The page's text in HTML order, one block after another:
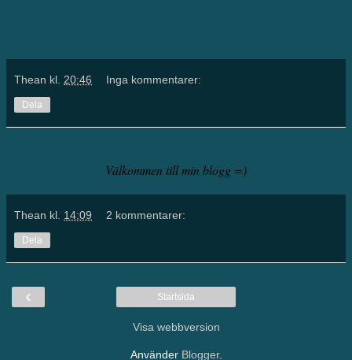
Thean kl. 20:46 Inga kommentarer:
Dela
Välkommen till min blogg =)
Thean kl. 14:09 2 kommentarer:
Dela
‹ Startsida
Visa webbversion
Använder Blogger.